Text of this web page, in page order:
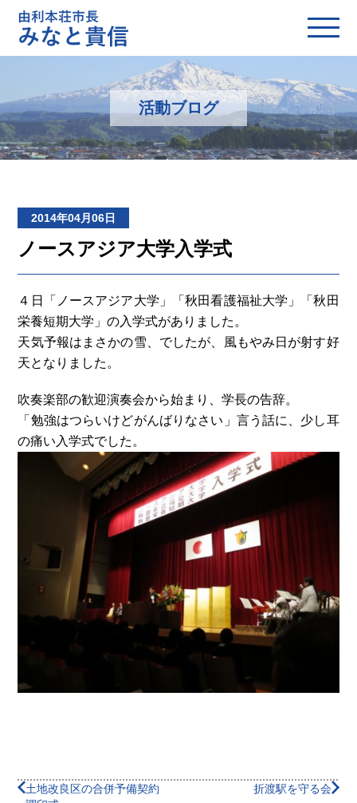
活動ブログ
2014年04月06日
ノースアジア大学入学式
４日「ノースアジア大学」「秋田看護福祉大学」「秋田
栄養短期大学」の入学式がありました。
天気予報はまさかの雪、でしたが、風もやみ日が射す好
天となりました。
吹奏楽部の歓迎演奏会から始まり、学長の告辞。
「勉強はつらいけどがんばりなさい」言う話に、少し耳
の痛い入学式でした。
土地改良区の合併予備契約
折渡駅を守る会